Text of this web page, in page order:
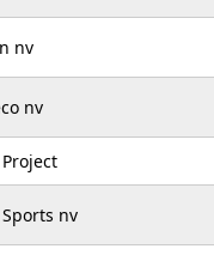
nv
nv
nv